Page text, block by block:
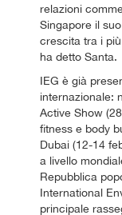
relazioni
Singapore il
crescita tra i
ha detto Santa.
IEG è già
internazionale:
Active Show
fitness e body
Dubai (12-14
a livello
Repubblica
International
principale